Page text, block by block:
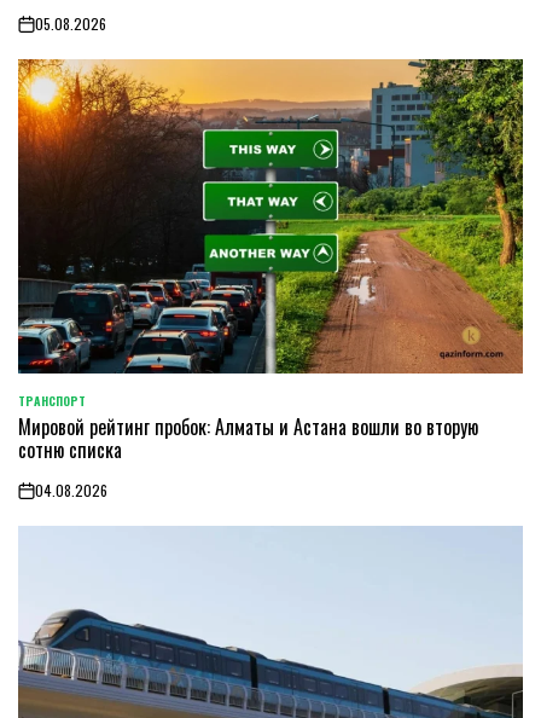
on05.08.2026
POSTED
IN
ТРАНСПОРТ
Мировой рейтинг пробок: Алматы и Астана вошли во вторую
сотню списка
on04.08.2026